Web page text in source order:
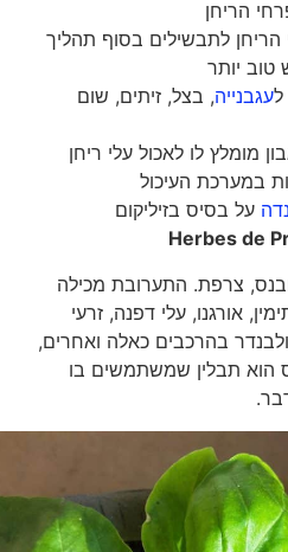
הריחן
לתבשילים בסוף תהליך
יותר
, בצל, זיתים, שום
לו לאכול עלי ריחן
העיכול
על בסיס בזיליקום
Herbes
צרפת. התערובת מכילה
אורגנו, עלי דפנה, זרעי
בהרכבים כאלה ואחרים,
תבלין שמשתמשים בו